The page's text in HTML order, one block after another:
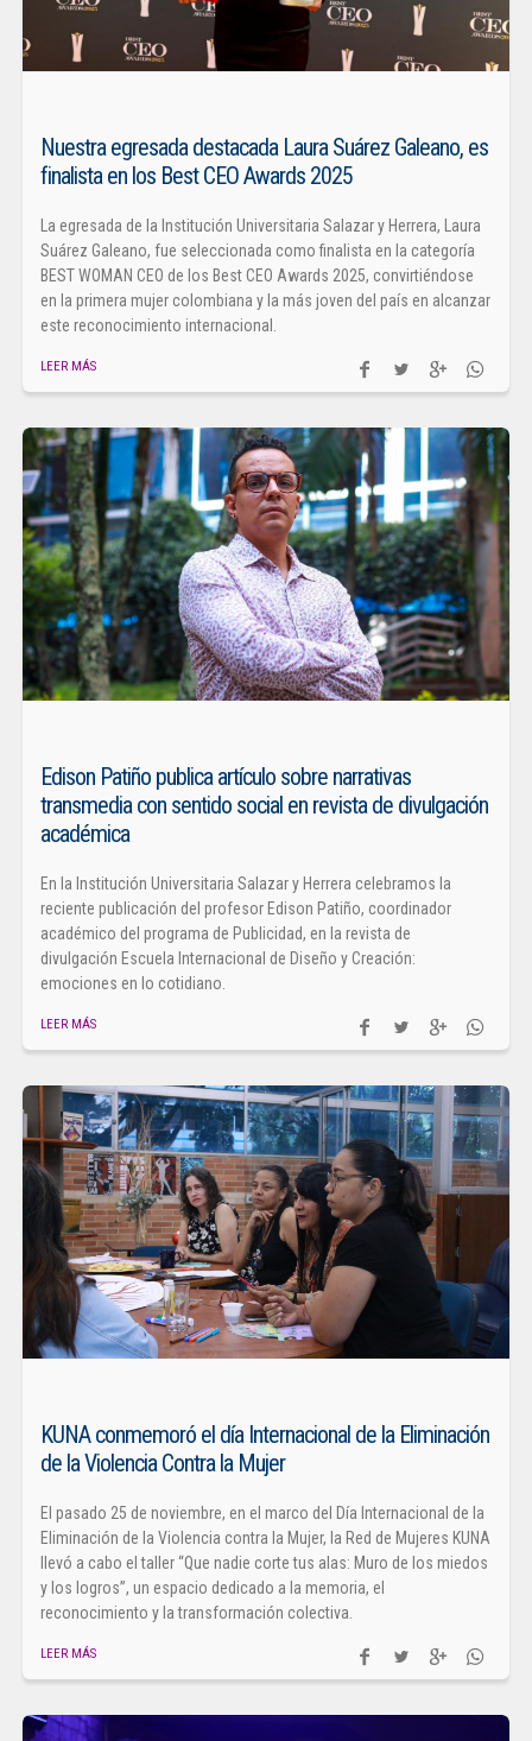
Nuestra egresada destacada Laura Suárez Galeano, es
finalista en los Best CEO Awards 2025
La egresada de la Institución Universitaria Salazar y Herrera, Laura
Suárez Galeano, fue seleccionada como finalista en la categoría
BEST WOMAN CEO de los Best CEO Awards 2025, convirtiéndose
en la primera mujer colombiana y la más joven del país en alcanzar
este reconocimiento internacional.
LEER MÁS
Edison Patiño publica artículo sobre narrativas
transmedia con sentido social en revista de divulgación
académica
En la Institución Universitaria Salazar y Herrera celebramos la
reciente publicación del profesor Edison Patiño, coordinador
académico del programa de Publicidad, en la revista de
divulgación Escuela Internacional de Diseño y Creación:
emociones en lo cotidiano.
LEER MÁS
KUNA conmemoró el día Internacional de la Eliminación
de la Violencia Contra la Mujer
El pasado 25 de noviembre, en el marco del Día Internacional de la
Eliminación de la Violencia contra la Mujer, la Red de Mujeres KUNA
llevó a cabo el taller “Que nadie corte tus alas: Muro de los miedos
y los logros”, un espacio dedicado a la memoria, el
reconocimiento y la transformación colectiva.
LEER MÁS